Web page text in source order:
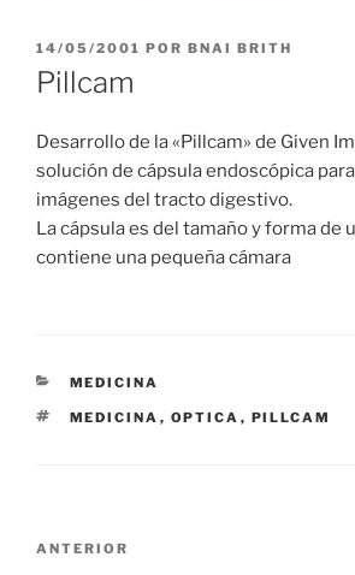
PUBLICADO
EL
14/05/2001 POR BNAI BRITH
Pillcam
Desarrollo de la «Pillcam» de Given
solución de cápsula endoscópica
imágenes del tracto digestivo.
La cápsula es del tamaño y forma de
contiene una pequeña cámara
CATEGORÍAS
MEDICINA
ETIQUETAS
MEDICINA , OPTICA , PILLCAM
Navegación
Entrada
ANTERIOR